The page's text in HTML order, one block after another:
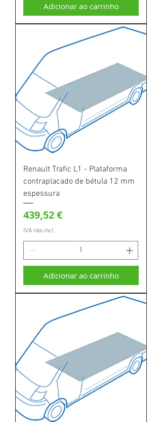
Adicionar ao carrinho
Renault Trafic L1 - Plataforma
contraplacado de bétula 12 mm
espessura
Preço
439,52 €
IVA não incl.
Adicionar ao carrinho